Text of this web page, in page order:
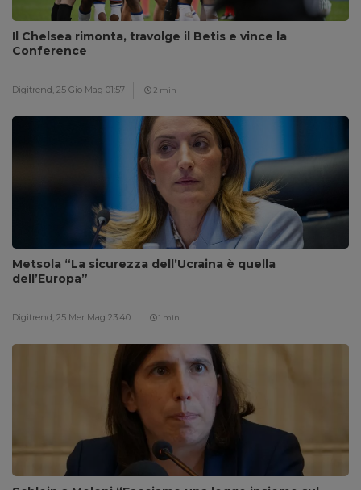
Il Chelsea rimonta, travolge il Betis e vince la
Conference
Digitrend, 25 Gio Mag 01:57 2 min
Metsola “La sicurezza dell’Ucraina è quella
dell’Europa”
Digitrend, 25 Mer Mag 23:40 1 min